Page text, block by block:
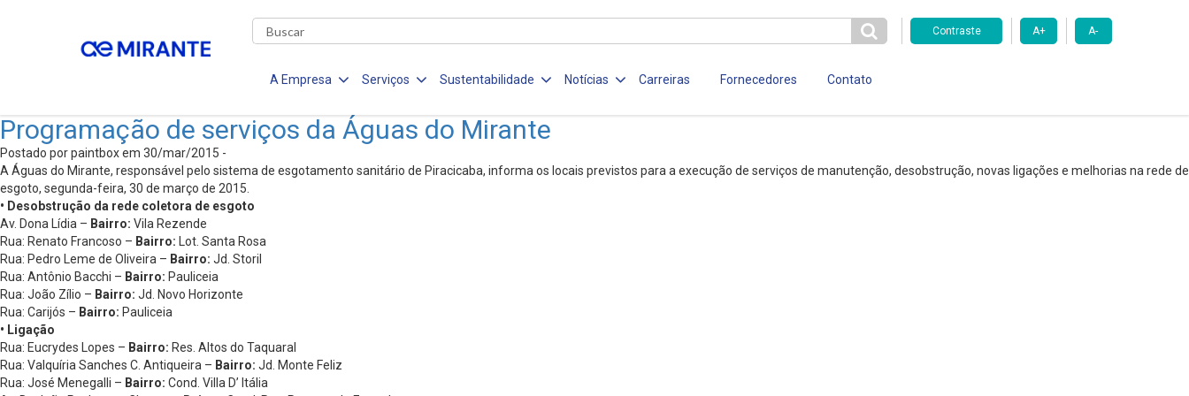
Contraste A+ A-
A Empresa Serviços Sustentabilidade Notícias Carreiras Fornecedores Contato
Programação de serviços da Águas do Mirante
Postado por paintbox em 30/mar/2015 -
A Águas do Mirante, responsável pelo sistema de esgotamento sanitário de Piracicaba, informa os locais previstos para a execução de serviços de manutenção, desobstrução, novas ligações e melhorias na rede de
esgoto, segunda-feira, 30 de março de 2015.
• Desobstrução da rede coletora de esgoto
Av. Dona Lídia – Bairro: Vila Rezende
Rua: Renato Francoso – Bairro: Lot. Santa Rosa
Rua: Pedro Leme de Oliveira – Bairro: Jd. Storil
Rua: Antônio Bacchi – Bairro: Pauliceia
Rua: João Zílio – Bairro: Jd. Novo Horizonte
Rua: Carijós – Bairro: Pauliceia
• Ligação
Rua: Eucrydes Lopes – Bairro: Res. Altos do Taquaral
Rua: Valquíria Sanches C. Antiqueira – Bairro: Jd. Monte Feliz
Rua: José Menegalli – Bairro: Cond. Villa D’ Itália